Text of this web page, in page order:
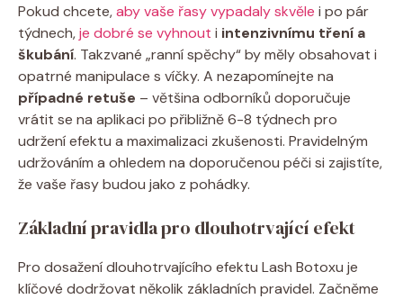
Pokud chcete,aby vaše řasy vypadaly skvěle i po pár
týdnech,je dobré se vyhnout i intenzivnímu tření a
škubání. Takzvané „ranní spěchy“ by měly obsahovat i
opatrné manipulace s víčky. A nezapomínejte na
případné retuše – většina odborníků doporučuje
vrátit se na aplikaci po přibližně 6-8 týdnech pro
udržení efektu a maximalizaci zkušenosti. Pravidelným
udržováním a ohledem na doporučenou péči si zajistíte,
že vaše řasy budou jako z pohádky.
Základní pravidla pro dlouhotrvající efekt
Pro dosažení dlouhotrvajícího efektu Lash Botoxu je
klíčové dodržovat několik základních pravidel. Začněme